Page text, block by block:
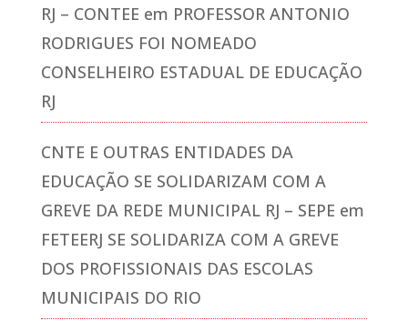
RJ – CONTEE em PROFESSOR ANTONIO
RODRIGUES FOI NOMEADO
CONSELHEIRO ESTADUAL DE EDUCAÇÃO
RJ
CNTE E OUTRAS ENTIDADES DA
EDUCAÇÃO SE SOLIDARIZAM COM A
GREVE DA REDE MUNICIPAL RJ – SEPE em
FETEERJ SE SOLIDARIZA COM A GREVE
DOS PROFISSIONAIS DAS ESCOLAS
MUNICIPAIS DO RIO